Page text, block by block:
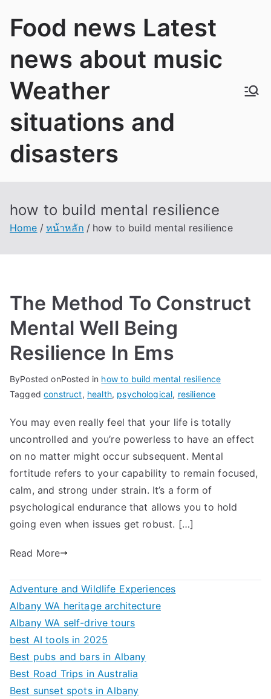
Food news Latest
news about music
Weather
situations and
disasters
how to build mental resilience
Home หน้าหลัก how to build mental resilience
The Method To Construct
Mental Well Being
Resilience In Ems
ByPosted onPosted in how to build mental resilience
Taggedconstruct, health, psychological, resilience
You may even really feel that your life is totally
uncontrolled and you’re powerless to have an effect
on no matter might occur subsequent. Mental
fortitude refers to your capability to remain focused,
calm, and strong under strain. It’s a form of
psychological endurance that allows you to hold
going even when issues get robust. […]
Read More
Adventure and Wildlife Experiences
Albany WA heritage architecture
Albany WA self-drive tours
best AI tools in 2025
Best pubs and bars in Albany
Best Road Trips in Australia
Best sunset spots in Albany